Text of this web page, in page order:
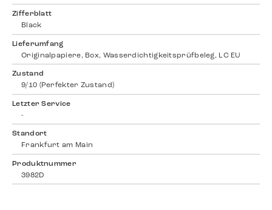
Zifferblatt
Black
Lieferumfang
Originalpapiere, Box, Wasserdichtigkeitsprüfbeleg, LC EU
Zustand
9/10 (Perfekter Zustand)
Letzter Service
-
Standort
Frankfurt am Main
Produktnummer
3982D